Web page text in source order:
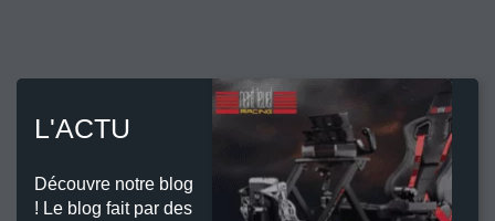
L'ACTU
Découvre notre blog
! Le blog fait par des